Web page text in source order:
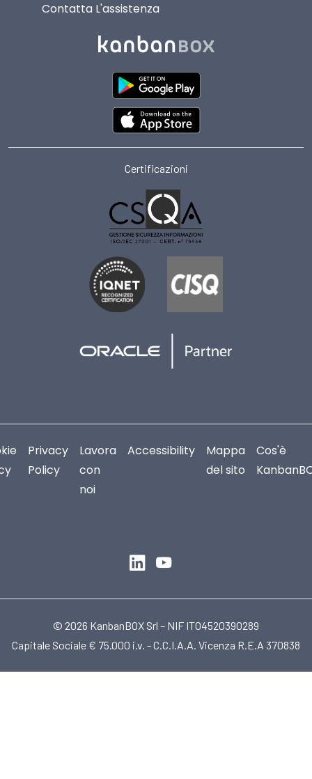
Contatta L'assistenza
Certificazioni
Privacy
Policy
Lavora
con
noi
Accessibility
Mappa
del sito
Cos'è
© 2026 KanbanBOX Srl – NIF IT04520390289
Capitale Sociale € 75.000 i.v. - C.C.I.A.A. Vicenza R.E.A 370838